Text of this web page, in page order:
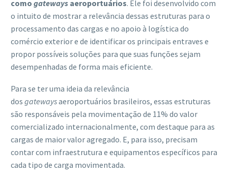
como gateways aeroportuários. Ele foi desenvolvido com
o intuito de mostrar a relevância dessas estruturas para o
processamento das cargas e no apoio à logística do
comércio exterior e de identificar os principais entraves e
propor possíveis soluções para que suas funções sejam
desempenhadas de forma mais eficiente.
Para se ter uma ideia da relevância
dos gatewaysaeroportuários brasileiros, essas estruturas
são responsáveis pela movimentação de 11% do valor
comercializado internacionalmente, com destaque para as
cargas de maior valor agregado. E, para isso, precisam
contar com infraestrutura e equipamentos específicos para
cada tipo de carga movimentada.